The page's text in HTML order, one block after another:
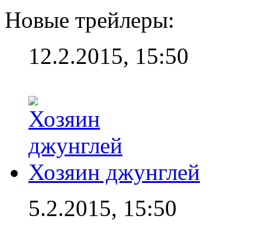
Новые трейлеры:
12.2.2015, 15:50
Хозяин джунглей
5.2.2015, 15:50